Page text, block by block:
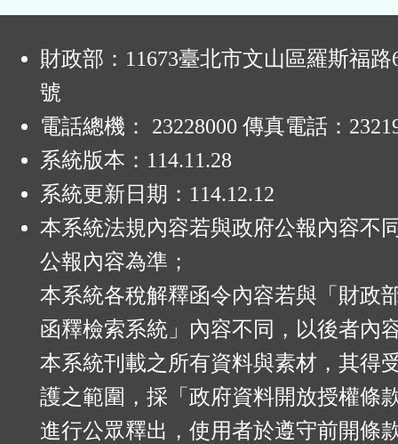
財政部：11673臺北市文山區羅斯福路
號
電話總機： 23228000 傳真電話：
系統版本： 114.11.28
系統更新日期： 114.12.12
本系統法規內容若與政府公報內容不
公報內容為準；
本系統各稅解釋函令內容若與「財政
函釋檢索系統」內容不同，以後者內
本系統刊載之所有資料與素材，其得
護之範圍，採「政府資料開放授權條
進行公眾釋出，使用者於遵守前開條